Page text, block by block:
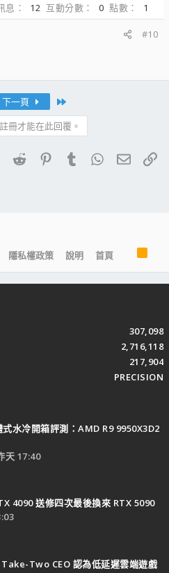
息 12 互動分數 0 點數
1
#10
下一頁
冊才能在此回覆。
LinkedIn
Reddit PinterestTumblrWhatsApp
電子
隱私權政策 說明 首頁
S
307,098
2,716,118
217,904
PRECISION
水冷開箱評測：AMD R9 9950X3D2
天 17:40
4090 送修四次最後換來 RTX 5090
Two CEO 認為低延遲雲端遊戲